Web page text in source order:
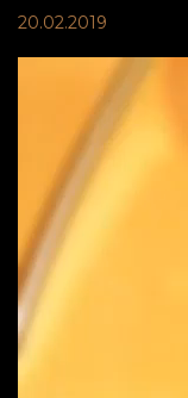
20.02.2019